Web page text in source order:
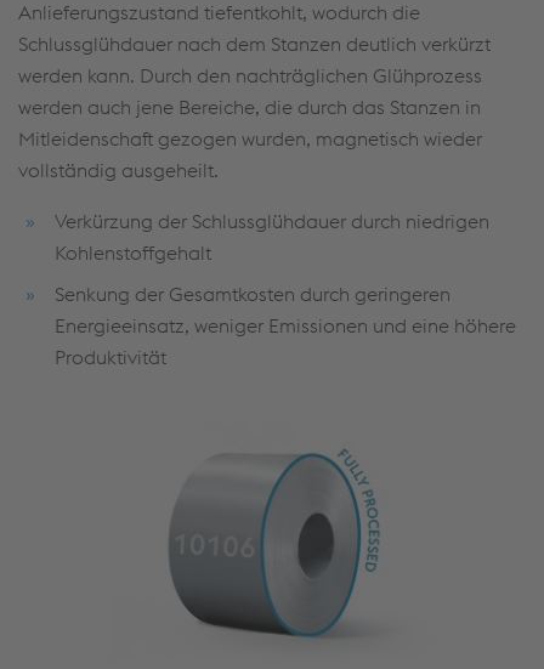
Anlieferungszustand tiefentkohlt, wodurch die
Schlussglühdauer nach dem Stanzen deutlich verkürzt
werden kann. Durch den nachträglichen Glühprozess
werden auch jene Bereiche, die durch das Stanzen in
Mitleidenschaft gezogen wurden, magnetisch wieder
vollständig ausgeheilt.
Verkürzung der Schlussglühdauer durch niedrigen
Kohlenstoffgehalt
Senkung der Gesamtkosten durch geringeren
Energieeinsatz, weniger Emissionen und eine höhere
Produktivität